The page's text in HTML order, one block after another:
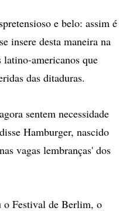
e belo: assim é
insere desta maneira na
latino-americanos que
das ditaduras.
sentem necessidade
Hamburger, nascido
vagas lembranças' dos
o Festival de Berlim, o